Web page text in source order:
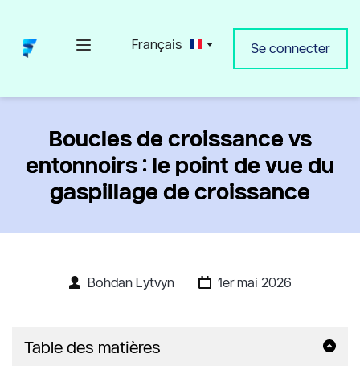
Français Se connecter
Boucles de croissance vs
entonnoirs : le point de vue du
gaspillage de croissance
Bohdan Lytvyn 1er mai 2026
Table des matières